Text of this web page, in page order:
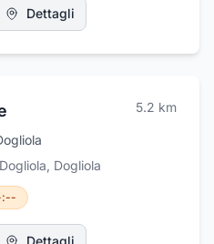
Dettagli
5.2 km
, Dogliola
:--
Dettagli